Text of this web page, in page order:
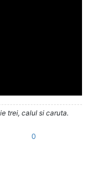
trei, calul si caruta.
0